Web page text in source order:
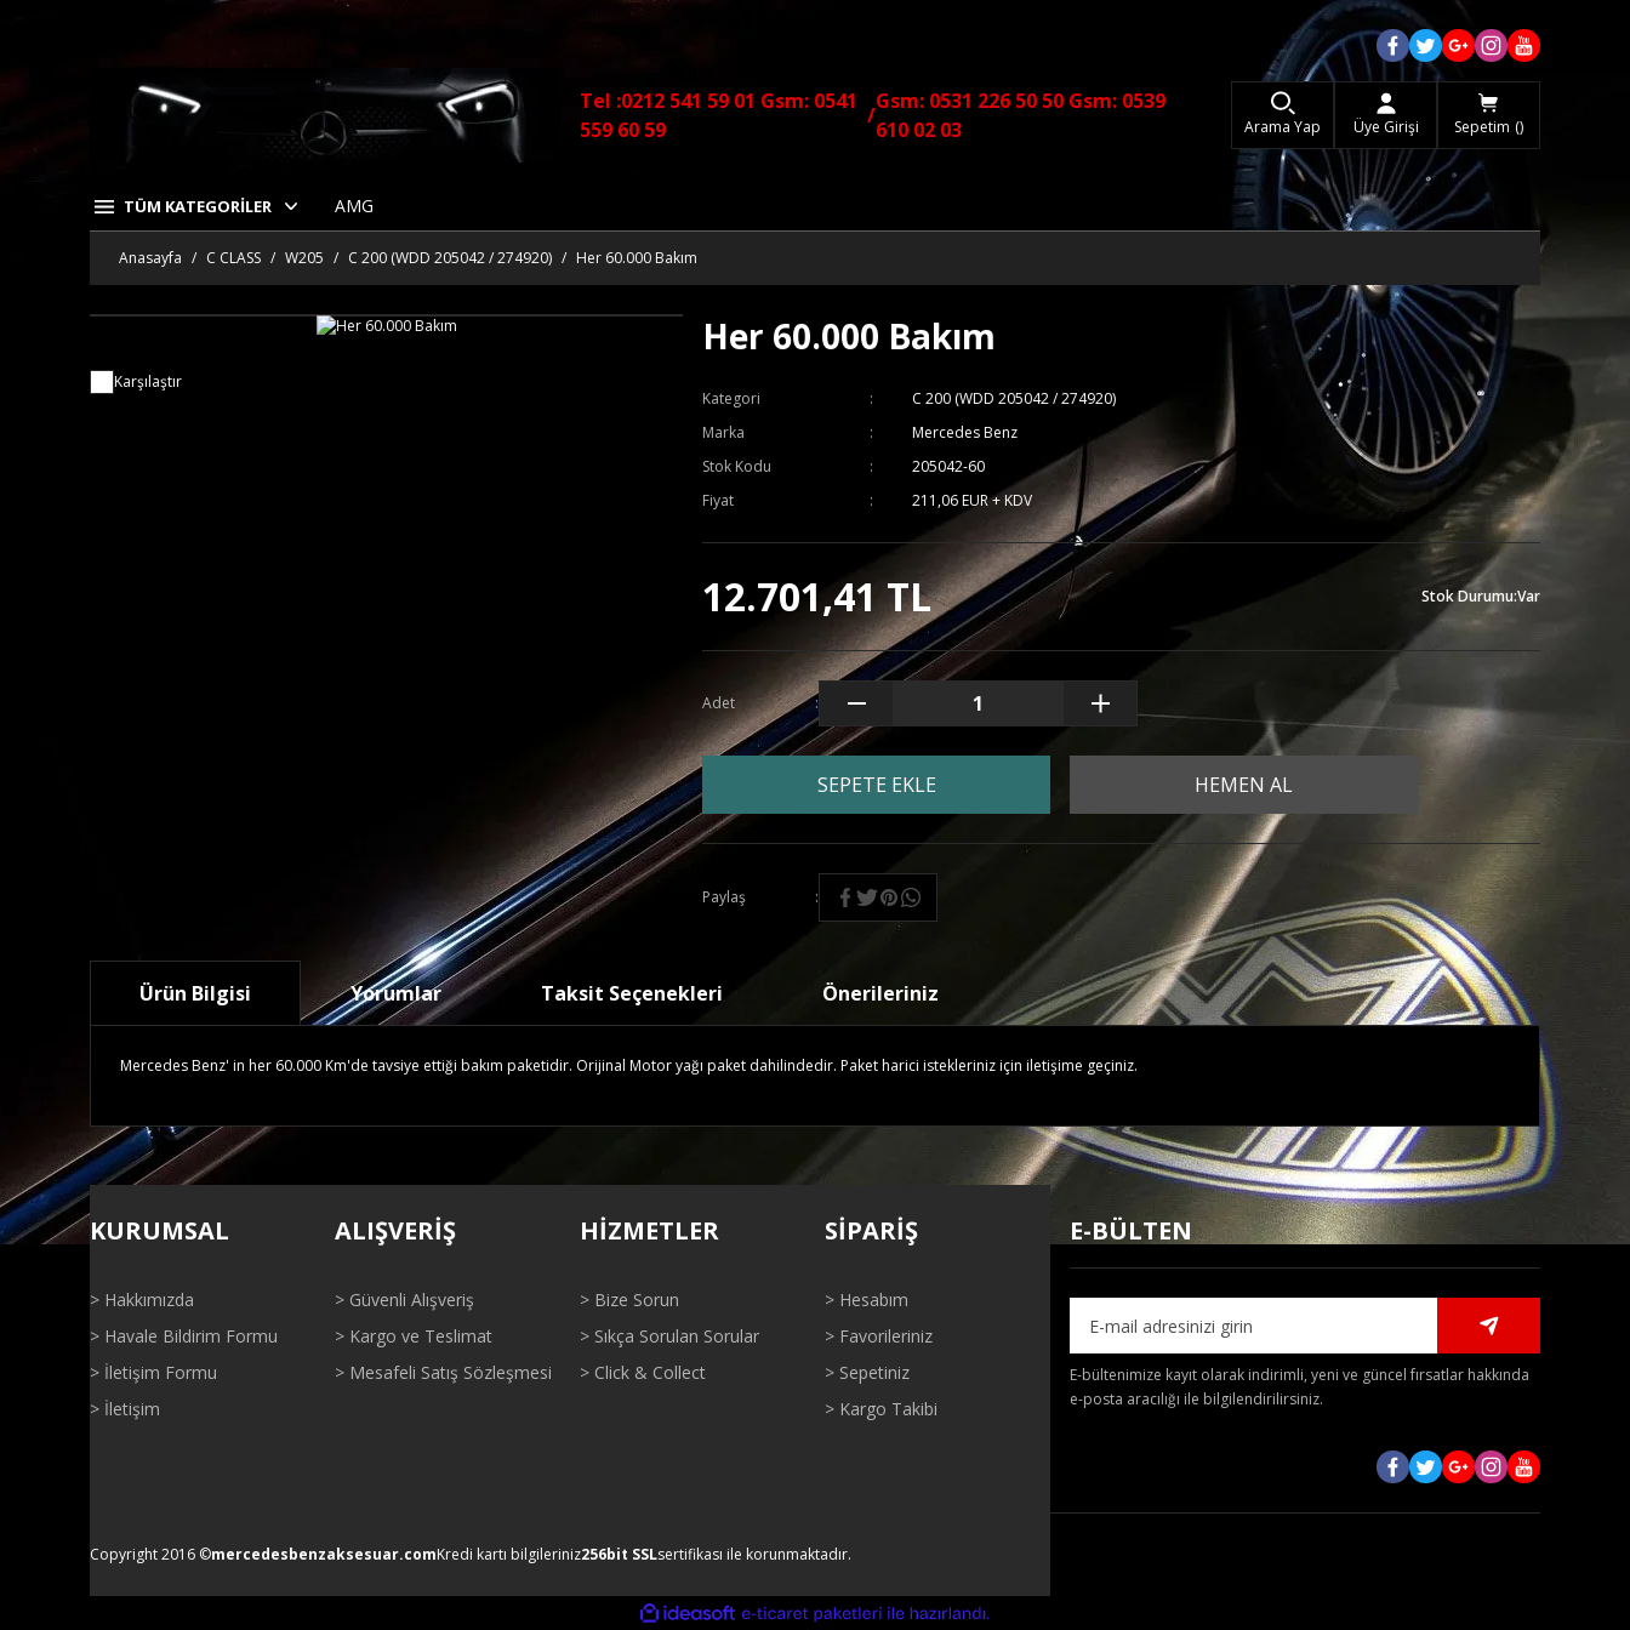
Tel :0212 541 59 01 Gsm: 0541
559 60 59
/
Gsm: 0531 226 50 50 Gsm: 0539
610 02 03
Arama Yap Üye Girişi Sepetim
TÜM KATEGORİLER AMG
Anasayfa C CLASS W205 C 200 (WDD 205042 / 274920) Her 60.000 Bakım
Karşılaştır
Her 60.000 Bakım
Kategori
C 200 (WDD 205042 / 274920)
Marka
Mercedes Benz
Stok Kodu
205042-60
Fiyat
211,06 EUR + KDV
12.701,41 TL Stok Durumu:Var
Adet
SEPETE EKLE HEMEN AL
Paylaş
Ürün Bilgisi Yorumlar Taksit Seçenekleri Önerileriniz
Mercedes Benz' in her 60.000 Km'de tavsiye ettiği bakım paketidir. Orijinal Motor yağı paket dahilindedir. Paket harici istekleriniz için iletişime geçiniz.
Bu ürünün fiyat bilgisi, resim, ürün açıklamalarında ve diğer konularda yetersiz gördüğünüz noktaları öneri formunu kullanarak tarafımıza iletebilirsiniz.
Görüş ve önerileriniz için teşekkür ederiz.
Ürün resmi kalitesiz, bozuk veya görüntülenemiyor.
Ürün fiyatı diğer sitelerden daha pahalı.
Gönder
KURUMSAL
> Hakkımızda
> Havale Bildirim Formu
> İletişim Formu
> İletişim
ALIŞVERİŞ
> Güvenli Alışveriş
> Kargo ve Teslimat
> Mesafeli Satış Sözleşmesi
HİZMETLER
> Bize Sorun
> Sıkça Sorulan Sorular
> Click & Collect
SİPARİŞ
> Hesabım
> Favorileriniz
> Sepetiniz
> Kargo Takibi
E-BÜLTEN
E-bültenimize kayıt olarak indirimli, yeni ve güncel fırsatlar hakkında
e-posta aracılığı ile bilgilendirilirsiniz.
Copyright 2016 ©mercedesbenzaksesuar.comKredi kartı bilgileriniz256bit SSLsertifikası ile korunmaktadır.
ideasoft
e-